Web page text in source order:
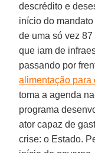
descrédito e
início do
de uma só vez
que iam de
passando por
alimentação para
toma a agenda
programa
ator capaz de
crise: o Estado.